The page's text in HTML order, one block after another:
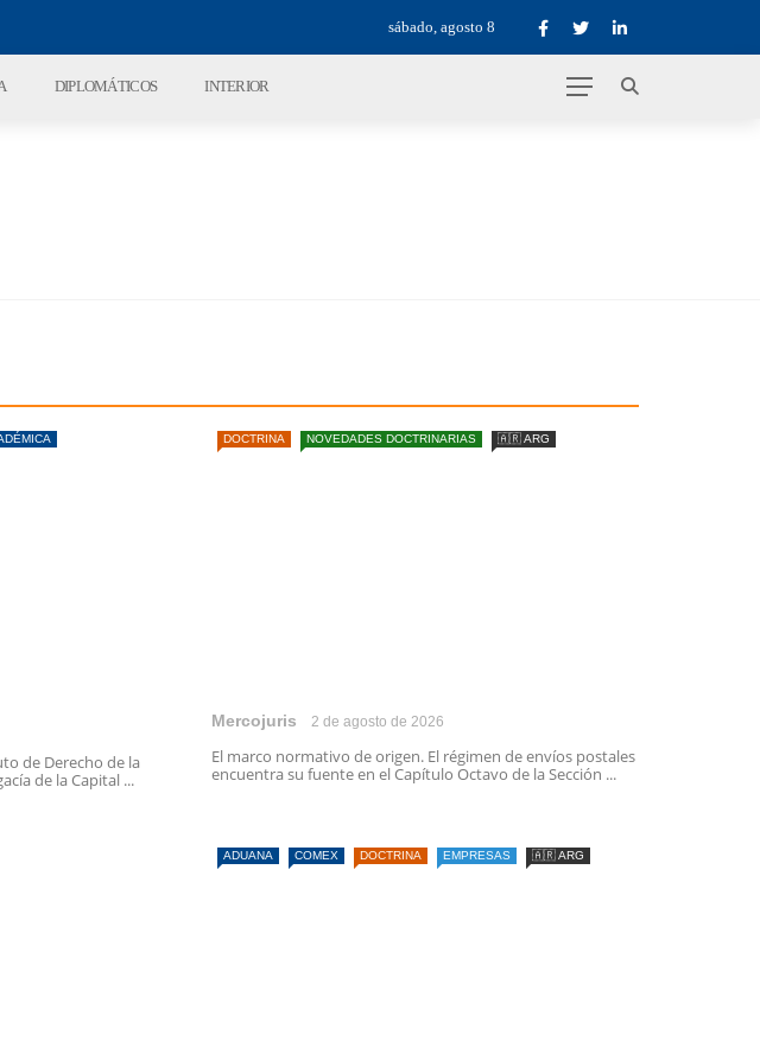
sábado, agosto 8
DIPLOMÁTICOS INTERIOR
de Derecho de la
de la Capital ...
DOCTRINA NOVEDADES DOCTRINARIAS 🇦🇷 ARG
Mercojuris 2 de agosto de 2026
El marco normativo de origen. El régimen de envíos postales
encuentra su fuente en el Capítulo Octavo de la Sección ...
ADUANA COMEX DOCTRINA EMPRESAS 🇦🇷 ARG